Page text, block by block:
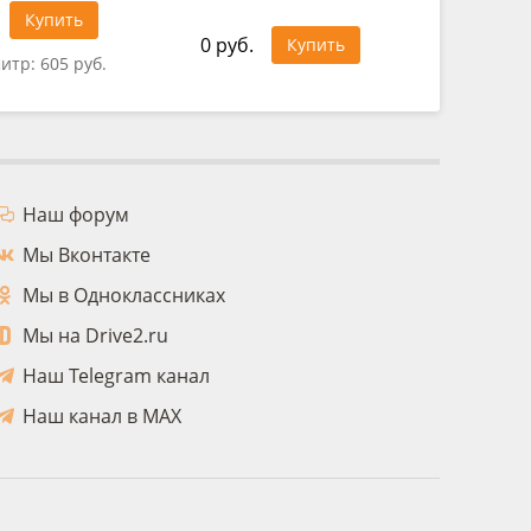
Купить
605 руб.
0 руб. Купить
Наш форум
Мы Вконтакте
Мы в Одноклассниках
Мы на Drive2.ru
Наш Telegram канал
Наш канал в MAX